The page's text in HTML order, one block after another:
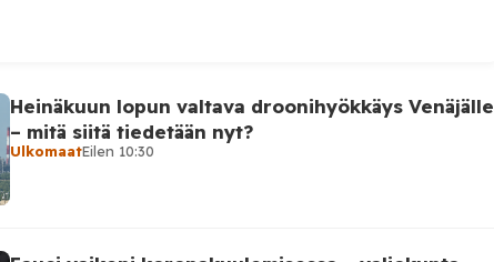
ilmapuolustus sieppasi ja tuhosi yhteensä 203
kello 20–08 Moskovan aikaa. Ministeriön
torjuttiin […]
Heinäkuun lopun valtava droonihyökkäys Venäjälle
– mitä siitä tiedetään nyt?
UlkomaatEilen 10:30